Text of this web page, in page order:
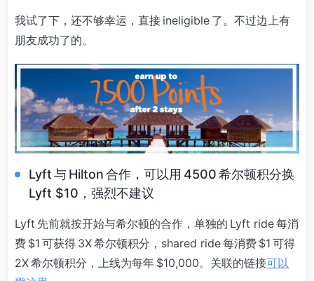
我试了下，还不够幸运，直接 ineligible 了。不过边上有
朋友成功了的。
Lyft 与 Hilton 合作，可以用 4500 希尔顿积分换
Lyft $10，强烈不建议
Lyft 先前就按开始与希尔顿的合作，单独的 Lyft ride 每消
费 $1 可获得 3X 希尔顿积分，shared ride 每消费 $1 可得
2X 希尔顿积分，上线为每年 $10,000。关联的链接可以